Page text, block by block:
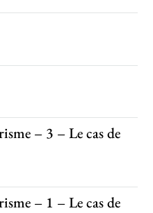
– 3 – Le cas de
– 1 – Le cas de